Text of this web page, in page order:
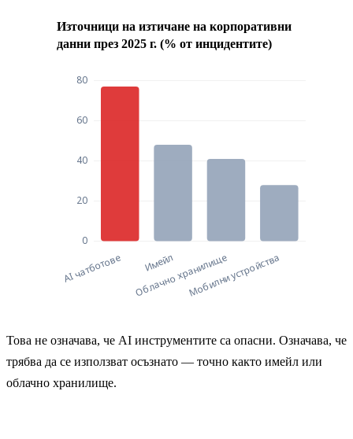
Източници на изтичане на корпоративни
данни през 2025 г. (% от инцидентите)
Източници на изтичане на
Това не означава, че AI инструментите са опасни. Означава, че
трябва да се използват осъзнато — точно както имейл или
облачно хранилище.